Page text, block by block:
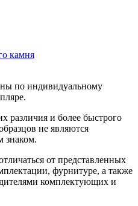
камня
по индивидуальному
различия и более быстрого
не являются
знаком.
от представленных
фурнитуре, а также
комплектующих и